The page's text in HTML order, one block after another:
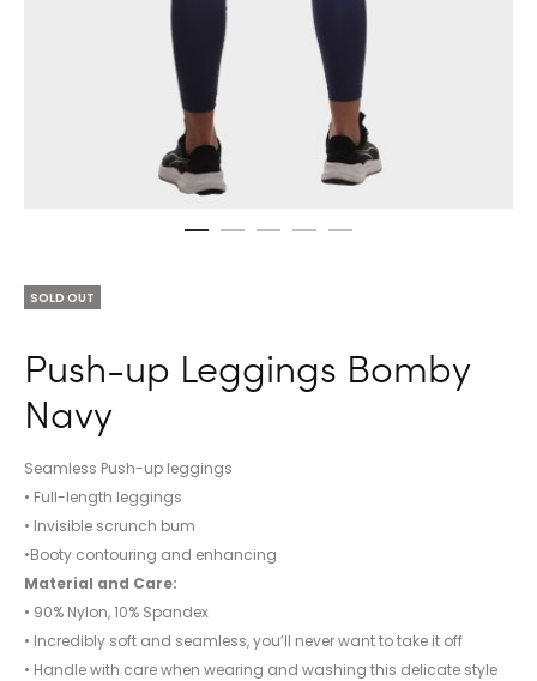
SOLD OUT
Push-up Leggings Bomby
Navy
Seamless Push-up leggings
• Full-length leggings
• Invisible scrunch bum
•Booty contouring and enhancing
Material and Care:
• 90% Nylon, 10% Spandex
• Incredibly soft and seamless, you’ll never want to take it off
• Handle with care when wearing and washing this delicate style